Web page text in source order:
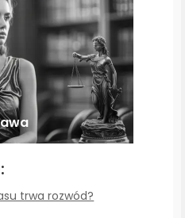
trwa rozwód?